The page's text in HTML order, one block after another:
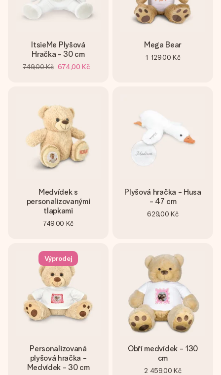
ItsieMe Plyšová
Hračka - 30 cm
749,00 Kč 674,00 Kč
Mega Bear
1 129,00 Kč
Medvídek s
personalizovanými
tlapkami
749,00 Kč
Plyšová hračka - Husa
- 47 cm
629,00 Kč
Výprodej
Personalizovaná
plyšová hračka -
Medvídek - 30 cm
Obří medvídek - 130
cm
2 459,00 Kč